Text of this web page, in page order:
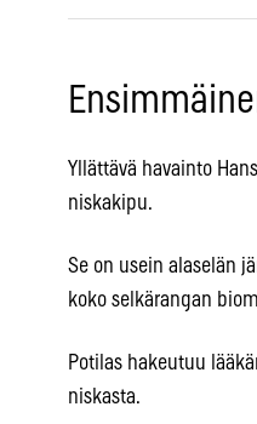
Yllättävä havainto
niskakipu.
Se on usein alaselän
koko selkärangan
Potilas hakeutuu
niskasta.